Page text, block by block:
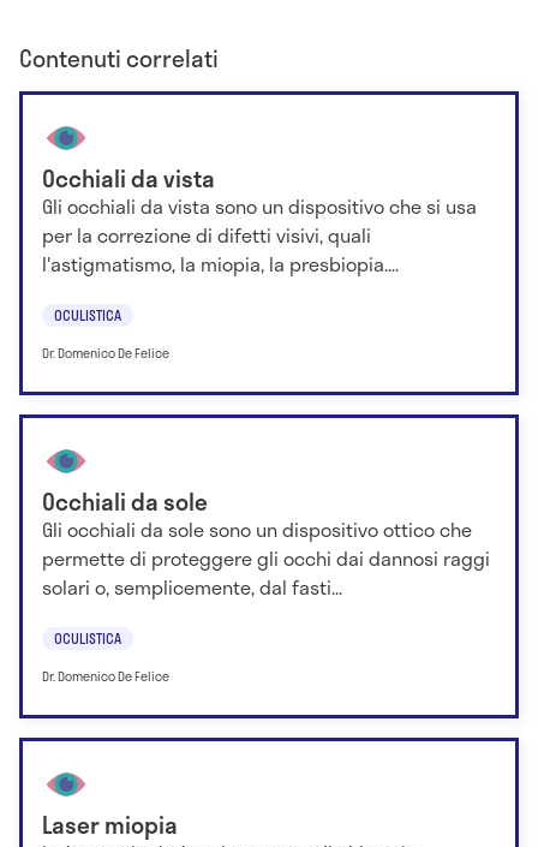
Contenuti correlati
Occhiali da vista
Gli occhiali da vista sono un dispositivo che si usa
per la correzione di difetti visivi, quali
l'astigmatismo, la miopia, la presbiopia....
OCULISTICA
Dr. Domenico De Felice
Occhiali da sole
Gli occhiali da sole sono un dispositivo ottico che
permette di proteggere gli occhi dai dannosi raggi
solari o, semplicemente, dal fasti...
OCULISTICA
Dr. Domenico De Felice
Laser miopia